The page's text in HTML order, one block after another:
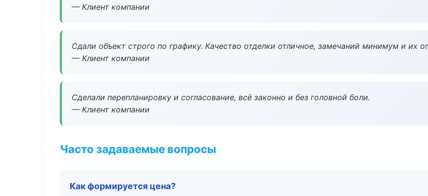
— Клиент компании
Сдали объект строго по графику. Качество отделки отличное, замечаний минимум и их
— Клиент компании
Сделали перепланировку и согласование, всё законно и без головной боли.
— Клиент компании
Часто задаваемые вопросы
Как формируется цена?